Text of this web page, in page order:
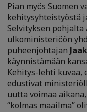
Pian myös Suomen
kehitysyhteistyöstä
Selvityksen
ulkoministeriöön
puheenjohtajan
käynnistämään
Kehitys-lehti kuvaa,
edustivat
uutta voimaa
“kolmas maailma”